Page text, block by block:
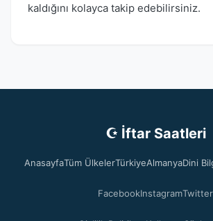
kaldığını kolayca takip edebilirsiniz.
☪ İftar Saatleri
AnasayfaTüm ÜlkelerTürkiyeAlmanyaDini
FacebookInstagramTwitter